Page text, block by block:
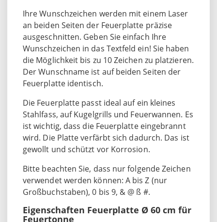
Ihre Wunschzeichen werden mit einem Laser
an beiden Seiten der Feuerplatte präzise
ausgeschnitten. Geben Sie einfach Ihre
Wunschzeichen in das Textfeld ein! Sie haben
die Möglichkeit bis zu 10 Zeichen zu platzieren.
Der Wunschname ist auf beiden Seiten der
Feuerplatte identisch.
Die Feuerplatte passt ideal auf ein kleines
Stahlfass, auf Kugelgrills und Feuerwannen. Es
ist wichtig, dass die Feuerplatte eingebrannt
wird. Die Platte verfärbt sich dadurch. Das ist
gewollt und schützt vor Korrosion.
Bitte beachten Sie, dass nur folgende Zeichen
verwendet werden können: A bis Z (nur
Großbuchstaben), 0 bis 9, & @ ß #.
Eigenschaften Feuerplatte Ø 60 cm für
Feuertonne